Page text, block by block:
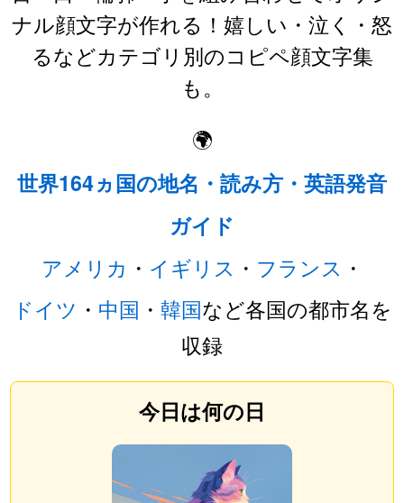
ナル顔文字が作れる！嬉しい・泣く・怒
るなどカテゴリ別のコピペ顔文字集
も。
🌍
世界164ヵ国の地名・読み方・英語発音
ガイド
アメリカ ・ イギリス ・ フランス ・
ドイツ ・ 中国 ・ 韓国など各国の都市名を
収録
今日は何の日